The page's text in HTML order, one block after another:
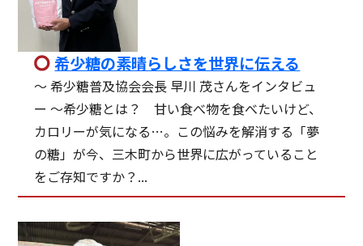
希少糖の素晴らしさを世界に伝える
〜 希少糖普及協会会長 早川 茂さんをインタビュ
ー 〜希少糖とは？ 甘い食べ物を食べたいけど、
カロリーが気になる…。この悩みを解消する「夢
の糖」が今、三木町から世界に広がっていること
をご存知ですか？...